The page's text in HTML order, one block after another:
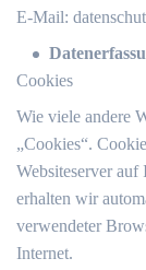
E-Mail:
Cookies
Wie viele andere
„Cookies“.
Websiteserver auf
erhalten wir
verwendeter
Internet.